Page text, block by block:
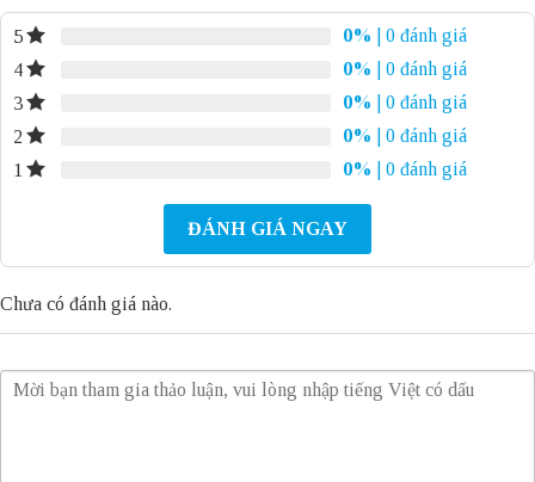
5 0%
| 0 đánh giá
4
0%
| 0 đánh giá
3
0%
| 0 đánh giá
2
0%
| 0 đánh giá
1
0% | 0 đánh giá
ĐÁNH GIÁ NGAY
Chưa có đánh giá nào.